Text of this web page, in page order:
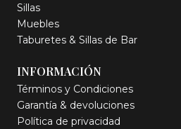
Sillas
Muebles
Taburetes & Sillas de Bar
INFORMACIÓN
Términos y Condiciones
Garantía & devoluciones
Política de privacidad